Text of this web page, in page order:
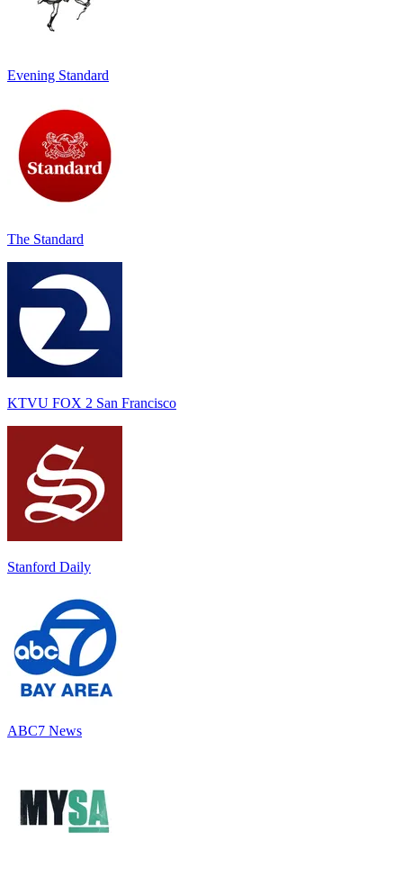
Evening Standard
The Standard
KTVU FOX 2 San Francisco
Stanford Daily
ABC7 News